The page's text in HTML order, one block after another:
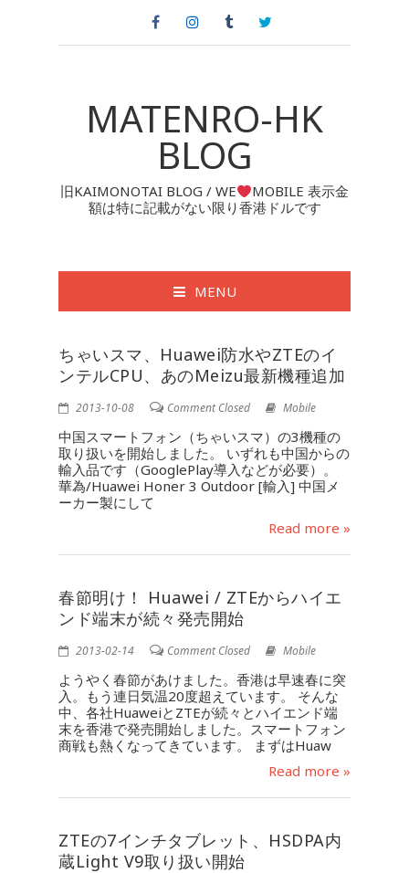
MATENRO-HK
BLOG
旧KAIMONOTAI BLOG / WE
MOBILE 表示金
額は特に記載がない限り香港ドルです
MENU
ちゃいスマ、Huawei防水やZTEのイ
ンテルCPU、あのMeizu最新機種追加
2013-10-08 Comment Closed Mobile
中国スマートフォン（ちゃいスマ）の3機種の
取り扱いを開始しました。 いずれも中国からの
輸入品です（GooglePlay導入などが必要）。
華為/Huawei Honer 3 Outdoor [輸入] 中国メ
ーカー製にして
Read more »
春節明け！ Huawei / ZTEからハイエ
ンド端末が続々発売開始
2013-02-14 Comment Closed Mobile
ようやく春節があけました。香港は早速春に突
入。もう連日気温20度超えています。 そんな
中、各社HuaweiとZTEが続々とハイエンド端
末を香港で発売開始しました。スマートフォン
商戦も熱くなってきています。 まずはHuaw
Read more »
ZTEの7インチタブレット、HSDPA内
蔵Light V9取り扱い開始